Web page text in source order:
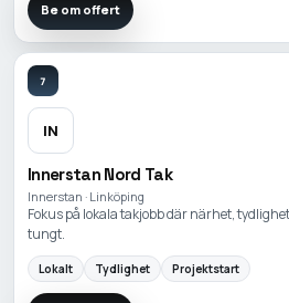
Be om offert
7
IN
Innerstan Nord Tak
Innerstan · Linköping
Fokus på lokala takjobb där närhet,
tungt.
Lokalt Tydlighet Projektstart